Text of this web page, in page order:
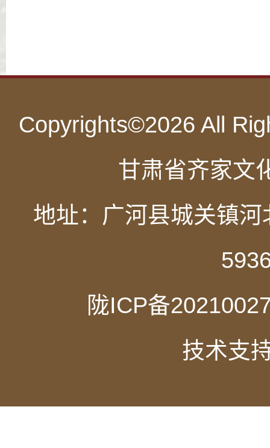
Copyrights©2026 All
甘肃省齐家文
地址：广河县城关镇
陇ICP备
技术支